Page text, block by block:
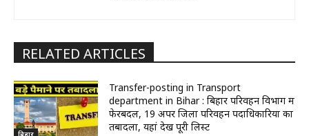
RELATED ARTICLES
बिहार
Transfer-posting in Transport
department in Bihar : बिहार परिवहन विभाग में
फेरबदल, 19 अपर जिला परिवहन पदाधिकारियों का
तबादला, यहां देखें पूरी लिस्ट